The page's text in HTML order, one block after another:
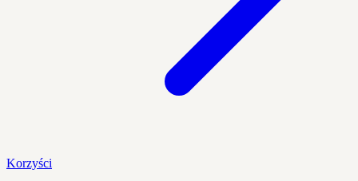
Korzyści